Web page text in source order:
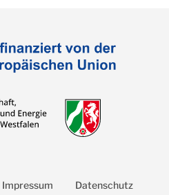
Impressum Datenschutz